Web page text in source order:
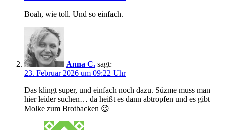
Boah, wie toll. Und so einfach.
Anna C. sagt:
23. Februar 2026 um 09:22 Uhr
Das klingt super, und einfach noch dazu. Süzme muss man
hier leider suchen… da heißt es dann abtropfen und es gibt
Molke zum Brotbacken 😉